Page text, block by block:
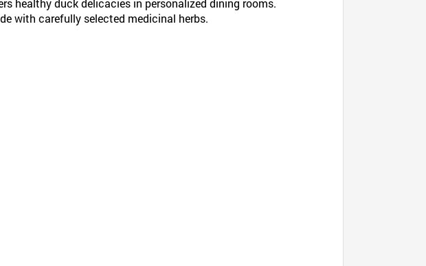
healthy duck delicacies in personalized dining rooms.
with carefully selected medicinal herbs.